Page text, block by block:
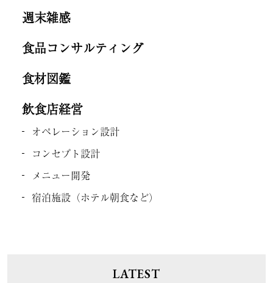
週末雑感
食品コンサルティング
食材図鑑
飲食店経営
オペレーション設計
コンセプト設計
メニュー開発
宿泊施設（ホテル朝食など）
LATEST